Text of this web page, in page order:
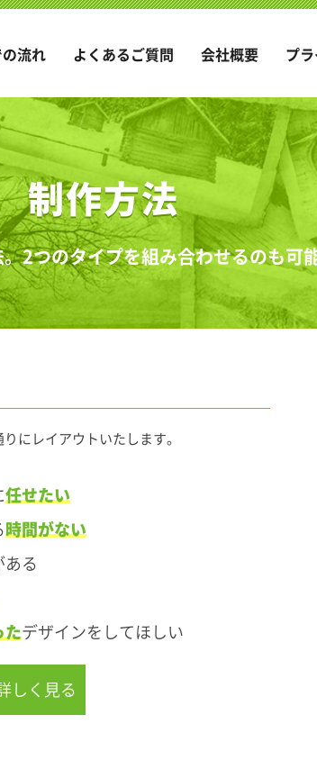
流れ よくあるご質問 会社概要 プ
制作方法
2つのタイプを組み合わせるのも可
にレイアウトいたします。
任せたい
時間がない
ある
たデザインをしてほしい
しく見る